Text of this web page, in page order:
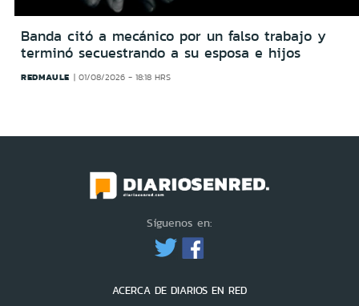
Banda citó a mecánico por un falso trabajo y
terminó secuestrando a su esposa e hijos
REDMAULE 01/08/2026 - 18:18 HRS
Síguenos en:
ACERCA DE DIARIOS EN RED